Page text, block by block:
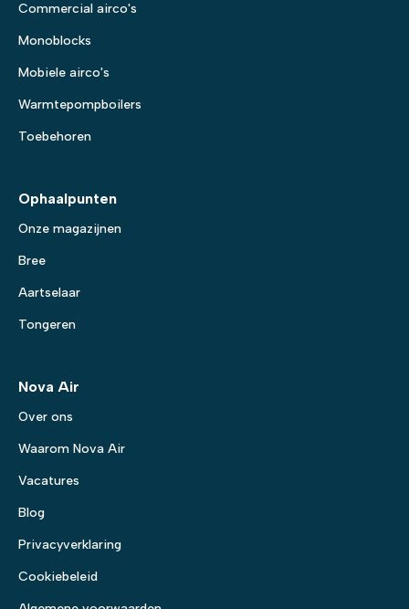
Commercial airco's
Monoblocks
Mobiele airco's
Warmtepompboilers
Toebehoren
Ophaalpunten
Onze magazijnen
Bree
Aartselaar
Tongeren
Nova Air
Over ons
Waarom Nova Air
Vacatures
Blog
Privacyverklaring
Cookiebeleid